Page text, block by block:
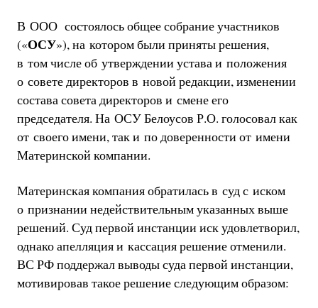
В ООО состоялось общее собрание участников
(«ОСУ»), на котором были приняты решения,
в том числе об утверждении устава и положения
о совете директоров в новой редакции, изменении
состава совета директоров и смене его
председателя. На ОСУ Белоусов Р.О. голосовал как
от своего имени, так и по доверенности от имени
Материнской компании.
Материнская компания обратилась в суд с иском
о признании недействительным указанных выше
решений. Суд первой инстанции иск удовлетворил,
однако апелляция и кассация решение отменили.
ВС РФ поддержал выводы суда первой инстанции,
мотивировав такое решение следующим образом: